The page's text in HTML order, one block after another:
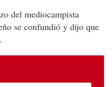
del mediocampista
se confundió y dijo que